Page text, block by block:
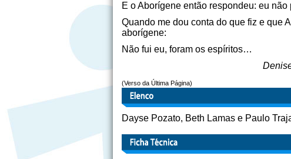
E o Aborígene então respondeu: eu
Quando me dou conta do que fiz e que
aborígene:
Não fui eu, foram os espíritos…
(Verso da Última Página)
Dayse Pozato, Beth Lamas e Paulo